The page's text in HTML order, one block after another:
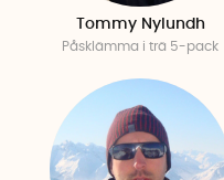
Tommy Nylundh
Påsklämma i trä 5-pack